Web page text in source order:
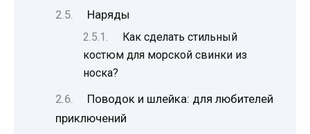
Наряды
Как сделать стильный
костюм для морской свинки из
носка?
Поводок и шлейка: для любителей
приключений